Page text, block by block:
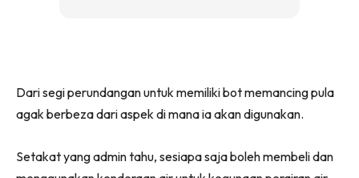
Dari segi perundangan untuk memiliki bot memancing pula
agak berbeza dari aspek di mana ia akan digunakan.
Setakat yang admin tahu, sesiapa saja boleh membeli dan